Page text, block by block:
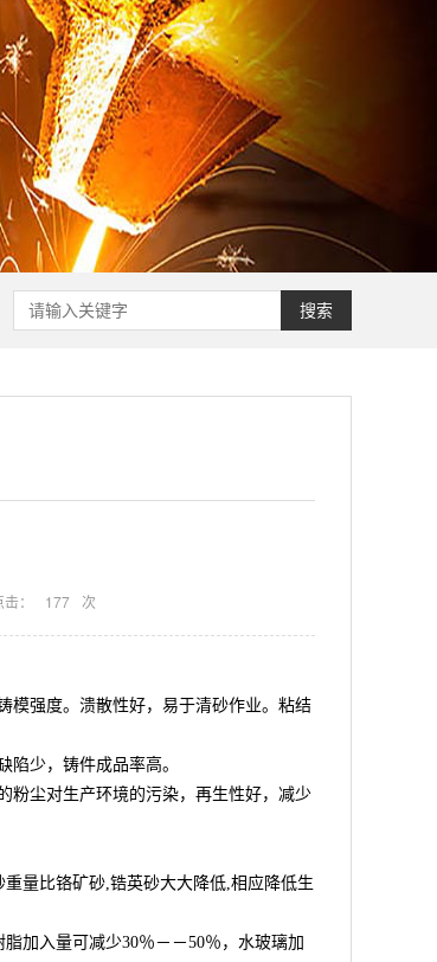
搜索
击： 177 次
模强度。溃散性好，易于清砂作业。粘结
少，铸件成品率高。
粉尘对生产环境的污染，再生性好，减少
量比铬矿砂,锆英砂大大降低,相应降低生
加入量可减少30％－－50％，水玻璃加